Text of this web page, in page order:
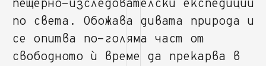
пещерно-изследователски експедиции
по света. Обожава дивата природа и
се опитва по-голяма част от
свободното ѝ време да прекарва в